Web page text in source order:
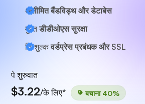
असीमित बैंडविड्थ और डेटाबेस
मुफ़्तडीडीओएस सुरक्षा
निःशुल्कवर्डप्रेस प्रबंधक और SSL
पे शुरुवात
$3.22/के लिए* बचाना 40%